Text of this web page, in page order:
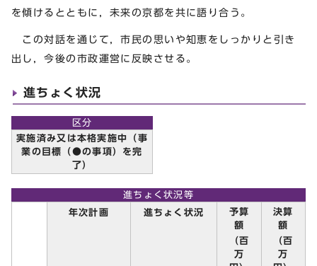
を傾けるとともに，未来の京都を共に語り合う。
この対話を通じて，市民の思いや知恵をしっかりと引き
出し，今後の市政運営に反映させる。
進ちょく状況
区分
実施済み又は本格実施中（事
業の目標（●の事項）を完
了）
進ちょく状況等
年次計画
進ちょく状況
予算
額
（百
万
決算
額
（百
万